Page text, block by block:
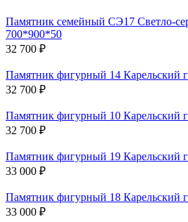
Памятник семейный СЭ17 Светло-
700*900*50
32 700 ₽
Памятник фигурный 14 Карельский
32 700 ₽
Памятник фигурный 10 Карельский
32 700 ₽
Памятник фигурный 19 Карельский
33 000 ₽
Памятник фигурный 18 Карельский
33 000 ₽